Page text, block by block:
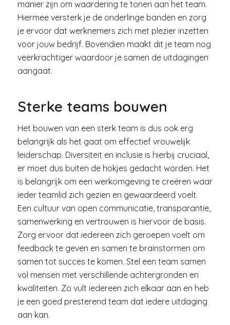
manier zijn om waardering te tonen aan het team.
Hiermee versterk je de onderlinge banden en zorg
je ervoor dat werknemers zich met plezier inzetten
voor jouw bedrijf. Bovendien maakt dit je team nog
veerkrachtiger waardoor je samen de uitdagingen
aangaat.
Sterke teams bouwen
Het bouwen van een sterk team is dus ook erg
belangrijk als het gaat om effectief vrouwelijk
leiderschap. Diversiteit en inclusie is hierbij cruciaal,
er moet dus buiten de hokjes gedacht worden. Het
is belangrijk om een werkomgeving te creëren waar
ieder teamlid zich gezien en gewaardeerd voelt.
Een cultuur van open communicatie, transparantie,
samenwerking en vertrouwen is hiervoor de basis.
Zorg ervoor dat iedereen zich geroepen voelt om
feedback te geven en samen te brainstormen om
samen tot succes te komen. Stel een team samen
vol mensen met verschillende achtergronden en
kwaliteiten. Zo vult iedereen zich elkaar aan en heb
je een goed presterend team dat iedere uitdaging
aan kan.